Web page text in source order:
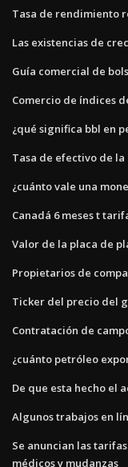
Tasa de rendimiento
Las existencias de
Guía comercial de
Comercio de índices
¿qué significa bbl en
Tasa de efectivo de
¿cuánto vale una
Canadá 6 meses t
Valor de la placa de
Propietarios de
Ticker del precio del
Contratación de
¿cuánto petróleo
De que esta hecho el
Algunos trabajos en
Se anuncian las
médicos y mudanzas